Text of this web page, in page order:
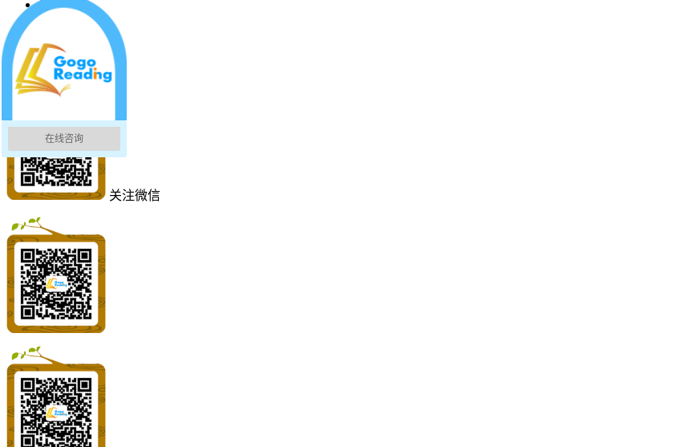
幼儿阅读
阅读馆分布
公司简介
关注微信
在线咨询